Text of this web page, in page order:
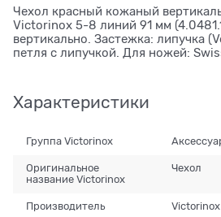
Чехол красный кожаный
Victorinox 5-8 линий 91 мм
вертикально. Застежка: липучка
петля с липучкой. Для ножей:
Характеристики
Группа Victorinox
Оригинальное
название Victorinox
Чехол
Производитель Victorinox